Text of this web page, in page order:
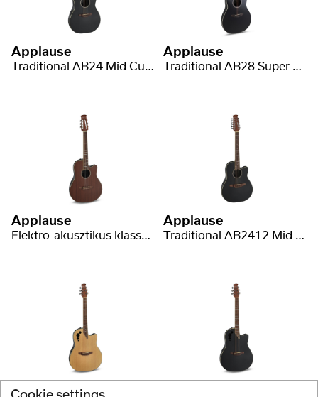
Applause
Traditional AB24 Mid Cutaway
Applause
Traditional AB28 Super Shallow Cutaway
Applause
Elektro-akusztikus klasszikus gitár AB24CII Mid Cutaway Nylon
Applause
Traditional AB2412 Mid Cutaway 12-string
Applause